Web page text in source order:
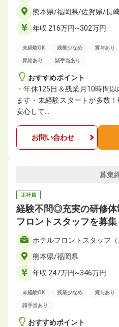
熊本県/福岡県/佐賀県/長崎
年収 216万円~302万円
未経験OK 残業少なめ 賞与あり
昇給あり 諸手当あり
おすすめポイント
・年休125日＆残業月10時間
ます・未経験スタートが多数
安心して…
お問い合わせ
募集
正社員
経験不問◎充実の研修体
フロントスタッフを募集
ホテルフロントスタッフ（
熊本県/福岡県
年収 247万円~346万円
未経験OK 残業少なめ 賞与あり
諸手当あり
おすすめポイント